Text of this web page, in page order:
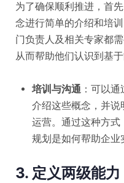
为了确保顺利推进，首
念进行简单的介绍和培
门负责人及相关专家都
从而帮助他们认识到基
培训与沟通 ：可以
介绍这些概念，并说
运营。通过这种方式
规划是如何帮助企业
3. 定义两级能力